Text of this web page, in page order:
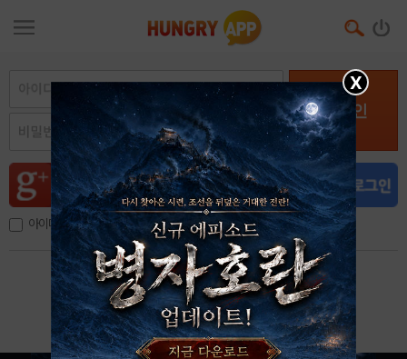
로그인
아이디, 이메일 저장
아이디 / 비밀번호 찾기 회원가입
X